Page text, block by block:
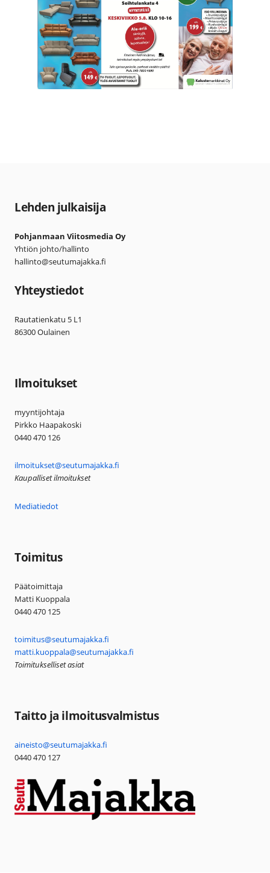
Lehden julkaisija
Pohjanmaan Viitosmedia Oy
Yhtiön johto/hallinto
hallinto@seutumajakka.fi
Yhteystiedot
Rautatienkatu 5 L1
86300 Oulainen
Ilmoitukset
myyntijohtaja
Pirkko Haapakoski
0440 470 126
ilmoitukset@seutumajakka.fi
Kaupalliset ilmoitukset
Mediatiedot
Toimitus
Päätoimittaja
Matti Kuoppala
0440 470 125
toimitus@seutumajakka.fi
matti.kuoppala@seutumajakka.fi
Toimitukselliset asiat
Taitto ja ilmoitusvalmistus
aineisto@seutumajakka.fi
0440 470 127